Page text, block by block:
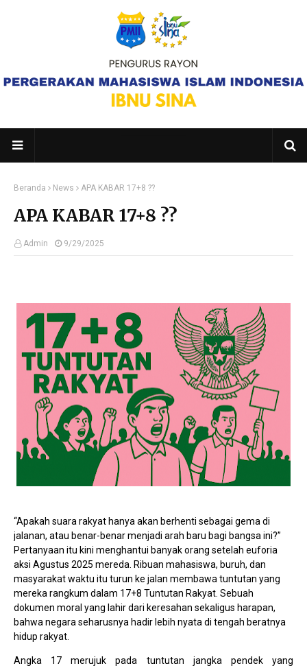
Beranda News APA KABAR 17+8 ??
APA KABAR 17+8 ??
Admin 9/29/2025
“Apakah suara rakyat hanya akan berhenti sebagai gema di
jalanan, atau benar-benar menjadi arah baru bagi bangsa ini?”
Pertanyaan itu kini menghantui banyak orang setelah euforia
aksi Agustus 2025 mereda. Ribuan mahasiswa, buruh, dan
masyarakat waktu itu turun ke jalan membawa tuntutan yang
mereka rangkum dalam 17+8 Tuntutan Rakyat. Sebuah
dokumen moral yang lahir dari keresahan sekaligus harapan,
bahwa negara seharusnya hadir lebih nyata di tengah beratnya
hidup rakyat.
Angka 17 merujuk pada tuntutan jangka pendek yang